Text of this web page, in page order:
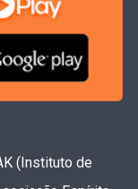
(Instituto de